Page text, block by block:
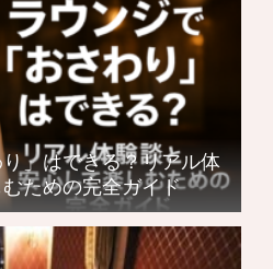
」はできる？リアル体
ための完全ガイド